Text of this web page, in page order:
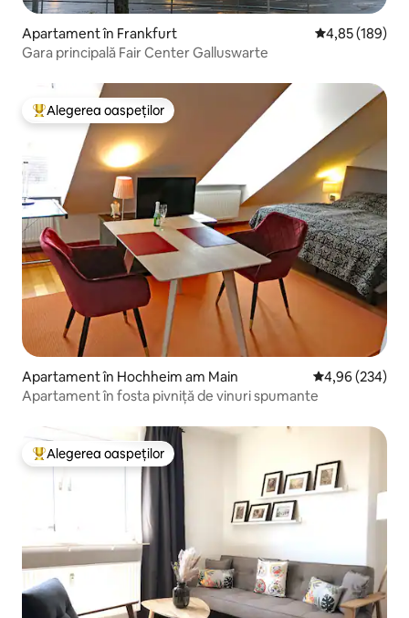
Apartament în Frankfurt Scor mediu de
4,85 (189)
Gara principală Fair Center Galluswarte
Locuință din topul categoriei Alegerea oaspeților
Alegerea oaspeților
Apartament în Hochheim am Main Scor mediu de
4,96 (234)
Apartament în fosta pivniță de vinuri spumante
Locuință din topul categoriei Alegerea oaspeților
Alegerea oaspeților